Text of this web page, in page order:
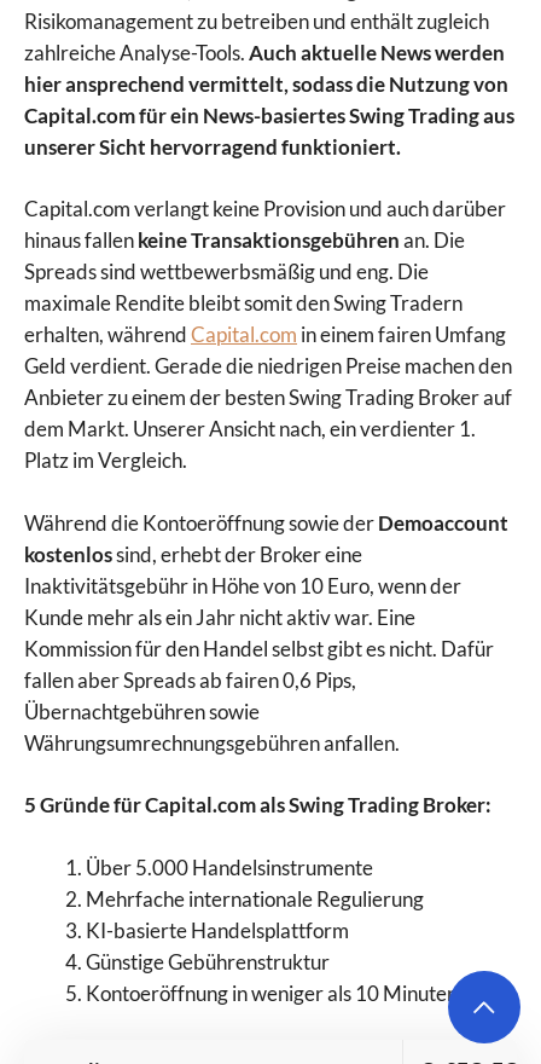
Risikomanagement zu betreiben und enthält zugleich
zahlreiche Analyse-Tools.Auch aktuelle News werden
hier ansprechend vermittelt, sodass die Nutzung von
Capital.com für ein News-basiertes Swing Trading aus
unserer Sicht hervorragend funktioniert.
Capital.com verlangt keine Provision und auch darüber
hinaus fallenkeine Transaktionsgebührenan. Die
Spreads sind wettbewerbsmäßig und eng. Die
maximale Rendite bleibt somit den Swing Tradern
erhalten, währendCapital.com in einem fairen Umfang
Geld verdient. Gerade die niedrigen Preise machen den
Anbieter zu einem der besten Swing Trading Broker auf
dem Markt. Unserer Ansicht nach, ein verdienter 1.
Platz im Vergleich.
Während die Kontoeröffnung sowie derDemoaccount
kostenlossind, erhebt der Broker eine
Inaktivitätsgebühr in Höhe von 10 Euro, wenn der
Kunde mehr als ein Jahr nicht aktiv war. Eine
Kommission für den Handel selbst gibt es nicht. Dafür
fallen aber Spreads ab fairen 0,6 Pips,
Übernachtgebühren sowie
Währungsumrechnungsgebühren anfallen.
5 Gründe für Capital.com als Swing Trading Broker:
Über 5.000 Handelsinstrumente
Mehrfache internationale Regulierung
KI-basierte Handelsplattform
Günstige Gebührenstruktur
Kontoeröffnung in weniger als 10 Minuten